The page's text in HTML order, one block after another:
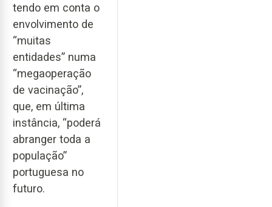
tendo em conta o
envolvimento de
“muitas
entidades” numa
“megaoperação
de vacinação”,
que, em última
instância, “poderá
abranger toda a
população”
portuguesa no
futuro.